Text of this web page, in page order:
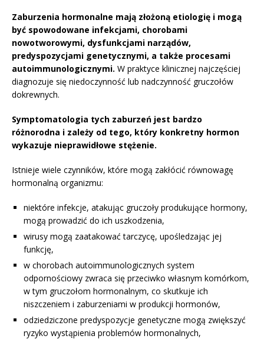
Zaburzenia hormonalne mają złożoną etiologię i mogą
być spowodowane infekcjami, chorobami
nowotworowymi, dysfunkcjami narządów,
predyspozycjami genetycznymi, a także procesami
autoimmunologicznymi. W praktyce klinicznej najczęściej
diagnozuje się niedoczynność lub nadczynność gruczołów
dokrewnych.
Symptomatologia tych zaburzeń jest bardzo
różnorodna i zależy od tego, który konkretny hormon
wykazuje nieprawidłowe stężenie.
Istnieje wiele czynników, które mogą zakłócić równowagę
hormonalną organizmu:
niektóre infekcje, atakując gruczoły produkujące hormony,
mogą prowadzić do ich uszkodzenia,
wirusy mogą zaatakować tarczycę, upośledzając jej
funkcję,
w chorobach autoimmunologicznych system
odpornościowy zwraca się przeciwko własnym komórkom,
w tym gruczołom hormonalnym, co skutkuje ich
niszczeniem i zaburzeniami w produkcji hormonów,
odziedziczone predyspozycje genetyczne mogą zwiększyć
ryzyko wystąpienia problemów hormonalnych,